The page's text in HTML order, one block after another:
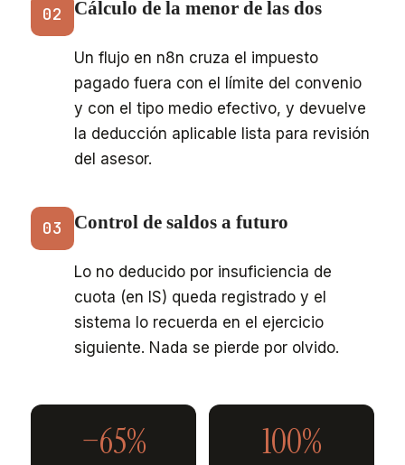
02 Cálculo de la menor de las dos
Un flujo en n8n cruza el impuesto
pagado fuera con el límite del convenio
y con el tipo medio efectivo, y devuelve
la deducción aplicable lista para revisión
del asesor.
03 Control de saldos a futuro
Lo no deducido por insuficiencia de
cuota (en IS) queda registrado y el
sistema lo recuerda en el ejercicio
siguiente. Nada se pierde por olvido.
−65% 100%